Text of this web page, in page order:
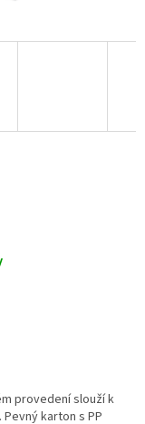
provedení slouží k
karton s PP